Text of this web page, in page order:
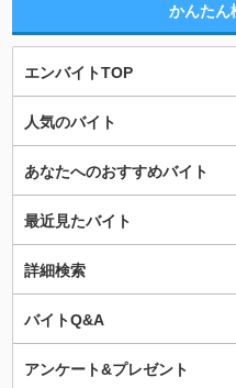
かんたん
エンバイトTOP
人気のバイト
あなたへのおすすめバイト
最近見たバイト
詳細検索
バイトQ&A
アンケート&プレゼント